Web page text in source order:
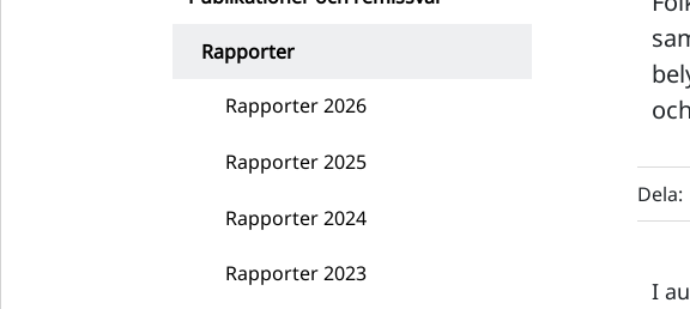
Rapporter
Rapporter 2026
Rapporter 2025
Rapporter 2024
Rapporter 2023
Dela:
I